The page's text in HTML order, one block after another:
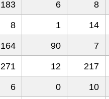
183 6 8
8 1 14
164 90 7
271 12 217
6 0 10